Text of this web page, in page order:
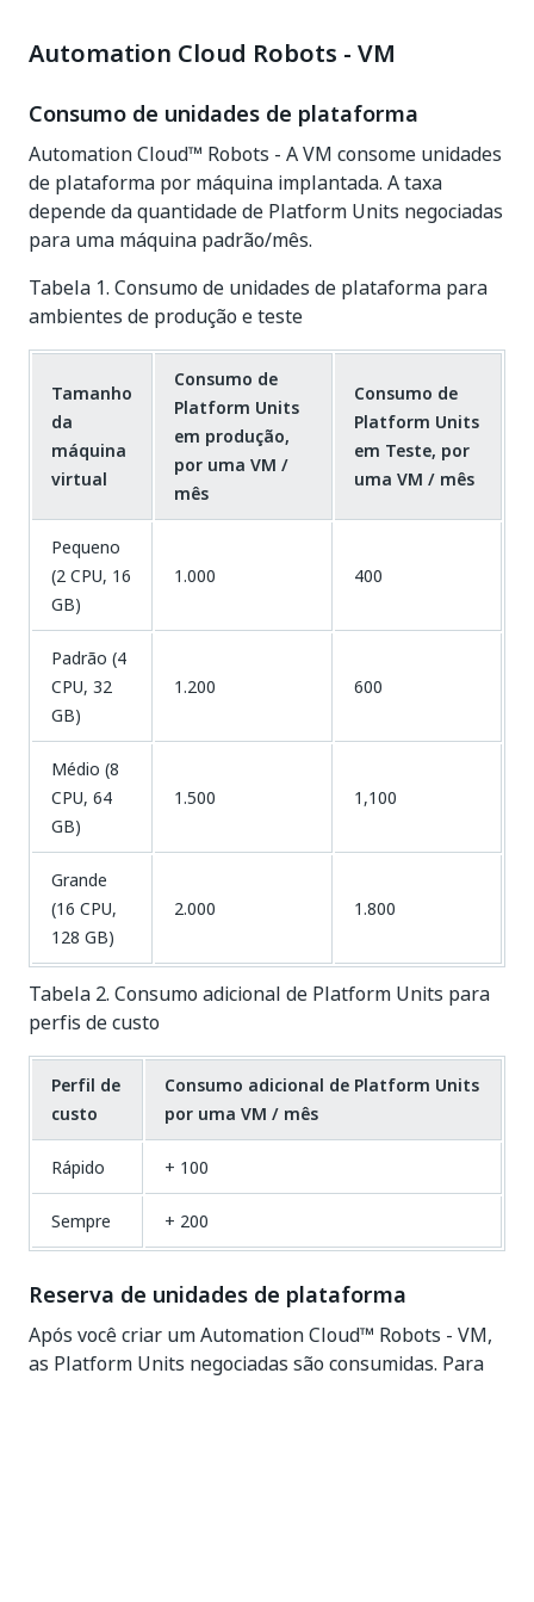
Automation Cloud Robots - VM
Consumo de unidades de plataforma
Automation Cloud™ Robots - A VM consome unidades
de plataforma por máquina implantada. A taxa
depende da quantidade de Platform Units negociadas
para uma máquina padrão/mês.
Tabela 1. Consumo de unidades de plataforma para
ambientes de produção e teste
Tamanho
da
máquina
virtual
Consumo de
Platform Units
em produção,
por uma VM /
mês
Consumo de
Platform Units
em Teste, por
uma VM / mês
Pequeno
(2 CPU, 16
GB)
1.000 400
Padrão (4
CPU, 32
GB)
1.200 600
Médio (8
CPU, 64
GB)
1.500 1,100
Grande
(16 CPU,
128 GB)
2.000 1.800
Tabela 2. Consumo adicional de Platform Units para
perfis de custo
Perfil de
custo
Consumo adicional de Platform Units
por uma VM / mês
Rápido + 100
Sempre + 200
Reserva de unidades de plataforma
Após você criar um Automation Cloud™ Robots - VM,
as Platform Units negociadas são consumidas. Para